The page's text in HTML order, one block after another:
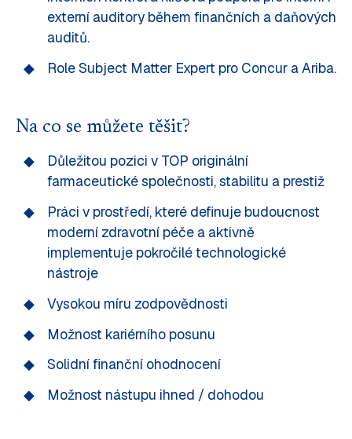
externí auditory během finančních a daňových
auditů.
Role Subject Matter Expert pro Concur a Ariba.
Na co se můžete těšit?
Důležitou pozici v TOP originální
farmaceutické společnosti, stabilitu a prestiž
Práci v prostředí, které definuje budoucnost
moderní zdravotní péče a aktivně
implementuje pokročilé technologické
nástroje
Vysokou míru zodpovědnosti
Možnost kariérního posunu
Solidní finanční ohodnocení
Možnost nástupu ihned / dohodou